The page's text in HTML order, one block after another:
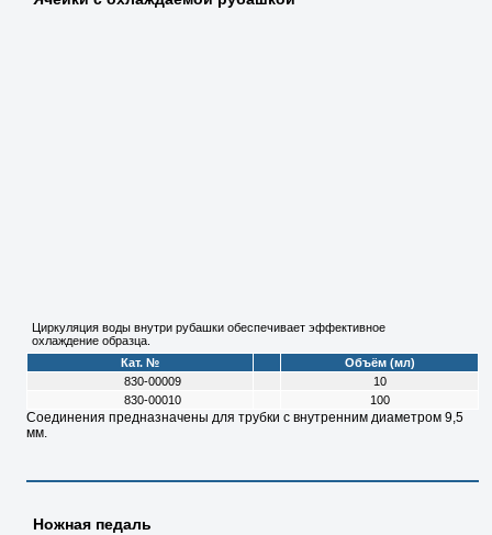
Циркуляция воды внутри рубашки обеспечивает эффективное
охлаждение образца.
Кат. №
Объём (мл)
830-00009
10
830-00010
100
Соединения предназначены для трубки с внутренним диаметром 9,5
мм.
Ножная педаль